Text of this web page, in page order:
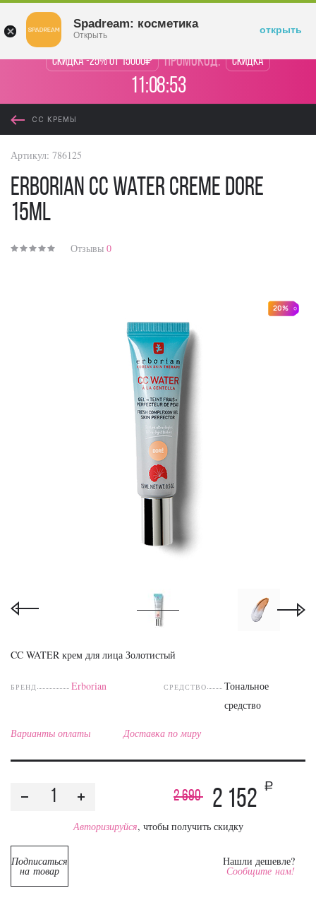
Скидка -25% от 15000₽ промокод: Скидка
11:08:52
CC КРЕМЫ
20%
Артикул: 786125
Erborian CC Water Creme Dore
15ml
Отзывы 0
CC WATER крем для лица Золотистый
БРЕНД Erborian СРЕДСТВО
Тональное
средство
Варианты оплаты Доставка по миру
2 690 2 152
a
Авторизируйся, чтобы получить скидку
Подписаться
на товар
Нашли дешевле?
Сообщите нам!
Spadream: косметика
Открыть открыть